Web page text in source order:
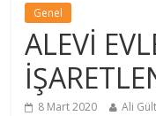
Genel
ALEVİ
8 Mart 2020 Ali